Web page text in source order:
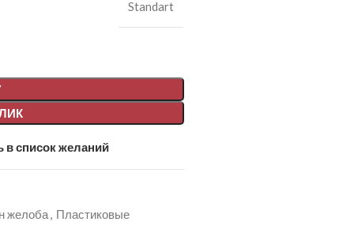
Standart
в список желаний
желоба, Пластиковые